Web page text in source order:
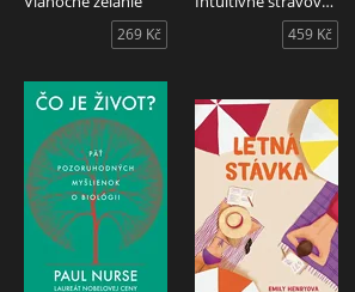
269 Kč 459 Kč